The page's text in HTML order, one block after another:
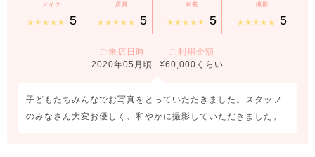
メイク
★★★★★ 5
店員
★★★★★ 5
衣装
★★★★★ 5
撮影
★★★★★ 5
ご来店日時
2020年05月頃
ご利用金額
¥60,000くらい
子どもたちみんなでお写真をとっていただきました。スタッフ
のみなさん大変お優しく、和やかに撮影していただきました。